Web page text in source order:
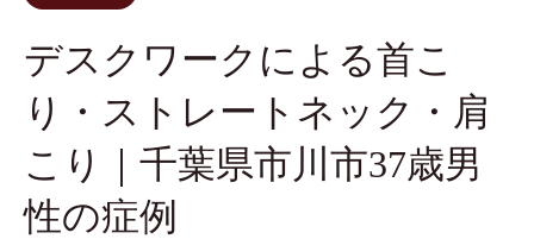
デスクワークによる首こ
り・ストレートネック・肩
こり｜千葉県市川市37歳男
性の症例